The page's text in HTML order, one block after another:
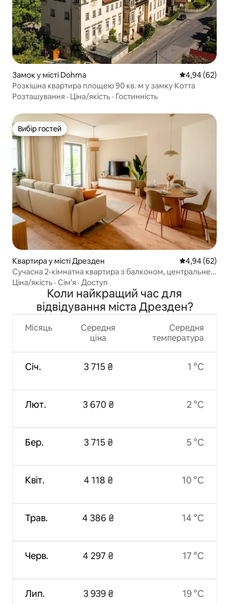
Замок у місті Dohma Середня
4,94 (62)
Розкішна квартира площею 90 кв. м у замку Котта
Розташування · Ціна/якість · Гостинність
Вибір гостей
Вибір гостей
Квартира у місті Дрезден Середня
4,94 (62)
Сучасна 2-кімнатна квартира з балконом, центральне
розташування
Ціна/якість · Сім’я · Доступ
Коли найкращий час для
відвідування міста Дрезден?
Місяць
Січ.
Лют.
Бер.
Квіт.
Трав.
Черв.
Лип.
Середня
ціна
3 715 ₴
3 670 ₴
3 715 ₴
4 118 ₴
4 386 ₴
4 297 ₴
3 939 ₴
Середня
температура
1 °C
2 °C
5 °C
10 °C
14 °C
17 °C
19 °C